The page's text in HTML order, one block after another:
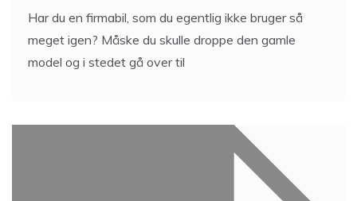
Har du en firmabil, som du egentlig ikke bruger så
meget igen? Måske du skulle droppe den gamle
model og i stedet gå over til